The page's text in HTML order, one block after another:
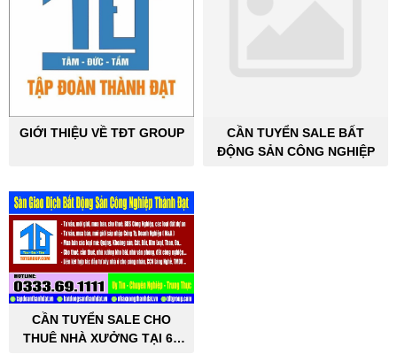
GIỚI THIỆU VỀ TĐT GROUP
CẦN TUYỂN SALE BẤT
ĐỘNG SẢN CÔNG NGHIỆP
CẦN TUYỂN SALE CHO
THUÊ NHÀ XƯỞNG TẠI 63